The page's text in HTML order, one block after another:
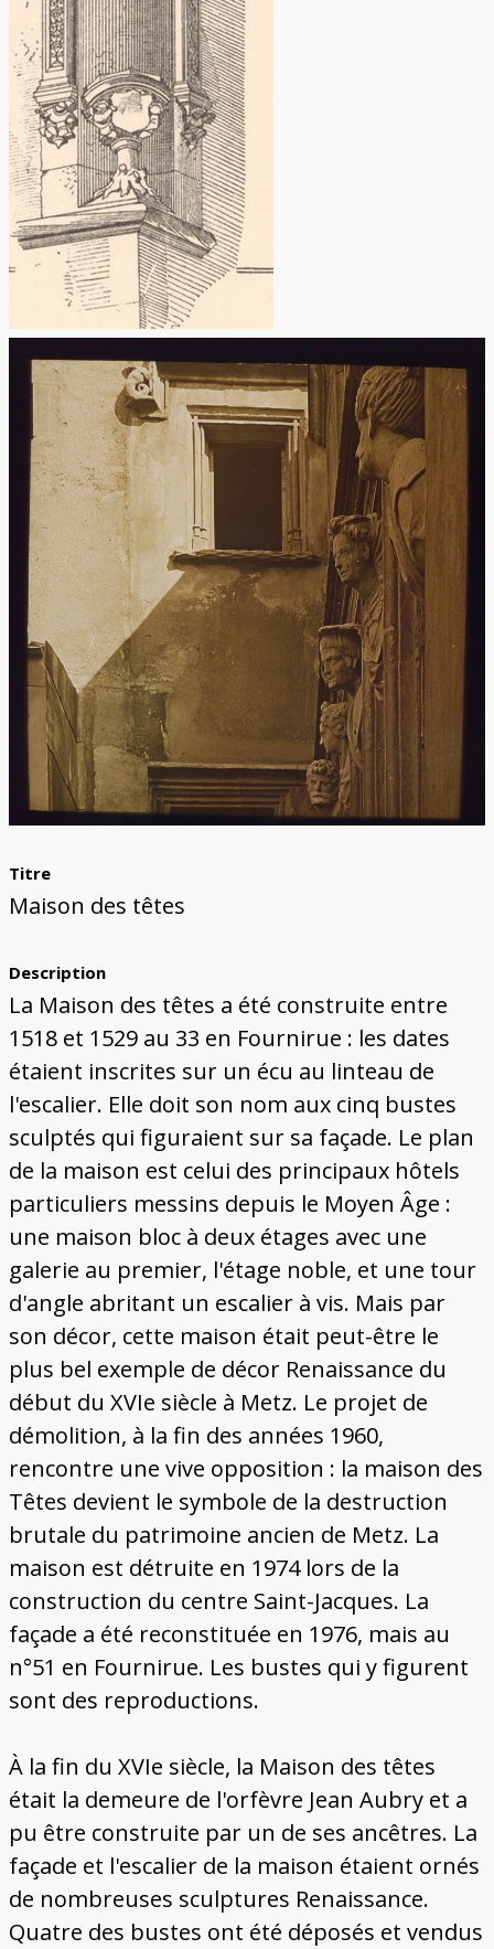
Titre
Maison des têtes
Description
La Maison des têtes a été construite entre
1518 et 1529 au 33 en Fournirue : les dates
étaient inscrites sur un écu au linteau de
l'escalier. Elle doit son nom aux cinq bustes
sculptés qui figuraient sur sa façade. Le plan
de la maison est celui des principaux hôtels
particuliers messins depuis le Moyen Âge :
une maison bloc à deux étages avec une
galerie au premier, l'étage noble, et une tour
d'angle abritant un escalier à vis. Mais par
son décor, cette maison était peut-être le
plus bel exemple de décor Renaissance du
début du XVIe siècle à Metz. Le projet de
démolition, à la fin des années 1960,
rencontre une vive opposition : la maison des
Têtes devient le symbole de la destruction
brutale du patrimoine ancien de Metz. La
maison est détruite en 1974 lors de la
construction du centre Saint-Jacques. La
façade a été reconstituée en 1976, mais au
n°51 en Fournirue. Les bustes qui y figurent
sont des reproductions.
À la fin du XVIe siècle, la Maison des têtes
était la demeure de l'orfèvre Jean Aubry et a
pu être construite par un de ses ancêtres. La
façade et l'escalier de la maison étaient ornés
de nombreuses sculptures Renaissance.
Quatre des bustes ont été déposés et vendus